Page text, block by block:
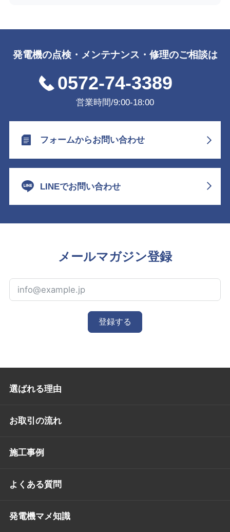
発電機の点検・メンテナンス・修理のご相談は
0572-74-3389
営業時間/9:00-18:00
フォームからお問い合わせ
LINEでお問い合わせ
メールマガジン登録
登録する
選ばれる理由
お取引の流れ
施工事例
よくある質問
発電機マメ知識